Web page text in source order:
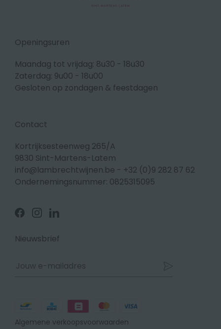
Openingsuren
Maandag tot vrijdag: 8u30 - 18u30
Zaterdag: 9u00 - 18u00
Gesloten op zondagen & feestdagen
Contact
Kortrijksesteenweg 265/A
9830 Sint-Martens-Latem
info@lambrechtwijnen.be - +32 (0)9 282 87 62
Ondernemingsnummer: 0825315095
Volg
ons
Facebook
Volg
ons
Instagram
Volg
ons
Linkedin
Nieuwsbrief
Betaalmethodes
Algemene verkoopsvoorwaarden